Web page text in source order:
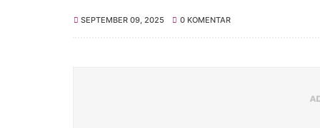
SEPTEMBER 09, 2025 0 KOMENTAR